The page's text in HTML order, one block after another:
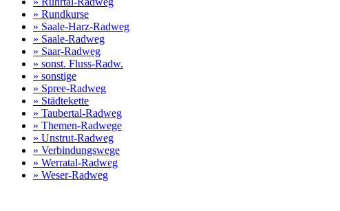
» Rundkurse
» Saale-Harz-Radweg
» Saale-Radweg
» Saar-Radweg
» sonst. Fluss-Radw.
» sonstige
» Spree-Radweg
» Städtekette
» Taubertal-Radweg
» Themen-Radwege
» Unstrut-Radweg
» Verbindungswege
» Werratal-Radweg
» Weser-Radweg